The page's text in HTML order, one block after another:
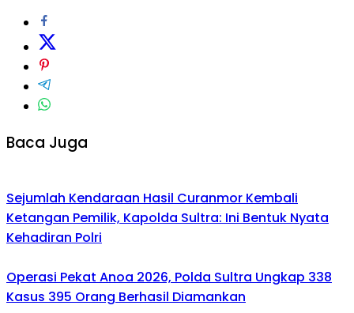
Baca Juga
Sejumlah Kendaraan Hasil Curanmor Kembali
Ketangan Pemilik, Kapolda Sultra: Ini Bentuk Nyata
Kehadiran Polri
Operasi Pekat Anoa 2026, Polda Sultra Ungkap 338
Kasus 395 Orang Berhasil Diamankan